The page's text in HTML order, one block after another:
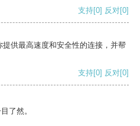
支持[0] 反对[0]
供最高速度和安全性的连接，并帮
支持[0] 反对[0]
了然。